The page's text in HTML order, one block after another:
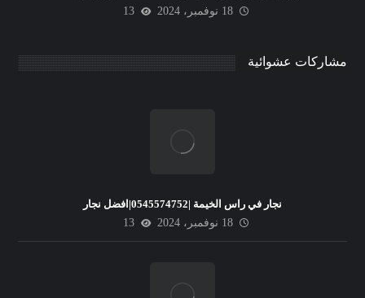
18 نوفمبر، 2024
13
مشاركات عشوائية
نجار في راس الخيمة |0545574752|افضل نجار
18 نوفمبر، 2024
13